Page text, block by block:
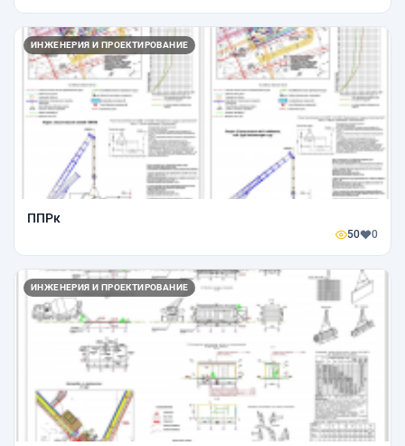
ИНЖЕНЕРИЯ И ПРОЕКТИРОВАНИЕ
ППРк
50 0
ИНЖЕНЕРИЯ И ПРОЕКТИРОВАНИЕ